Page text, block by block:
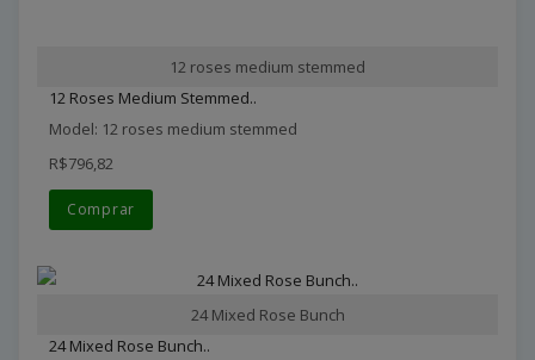
12 roses medium stemmed
12 Roses Medium Stemmed..
Model: 12 roses medium stemmed
R$796,82
Comprar
24 Mixed Rose Bunch
24 Mixed Rose Bunch..